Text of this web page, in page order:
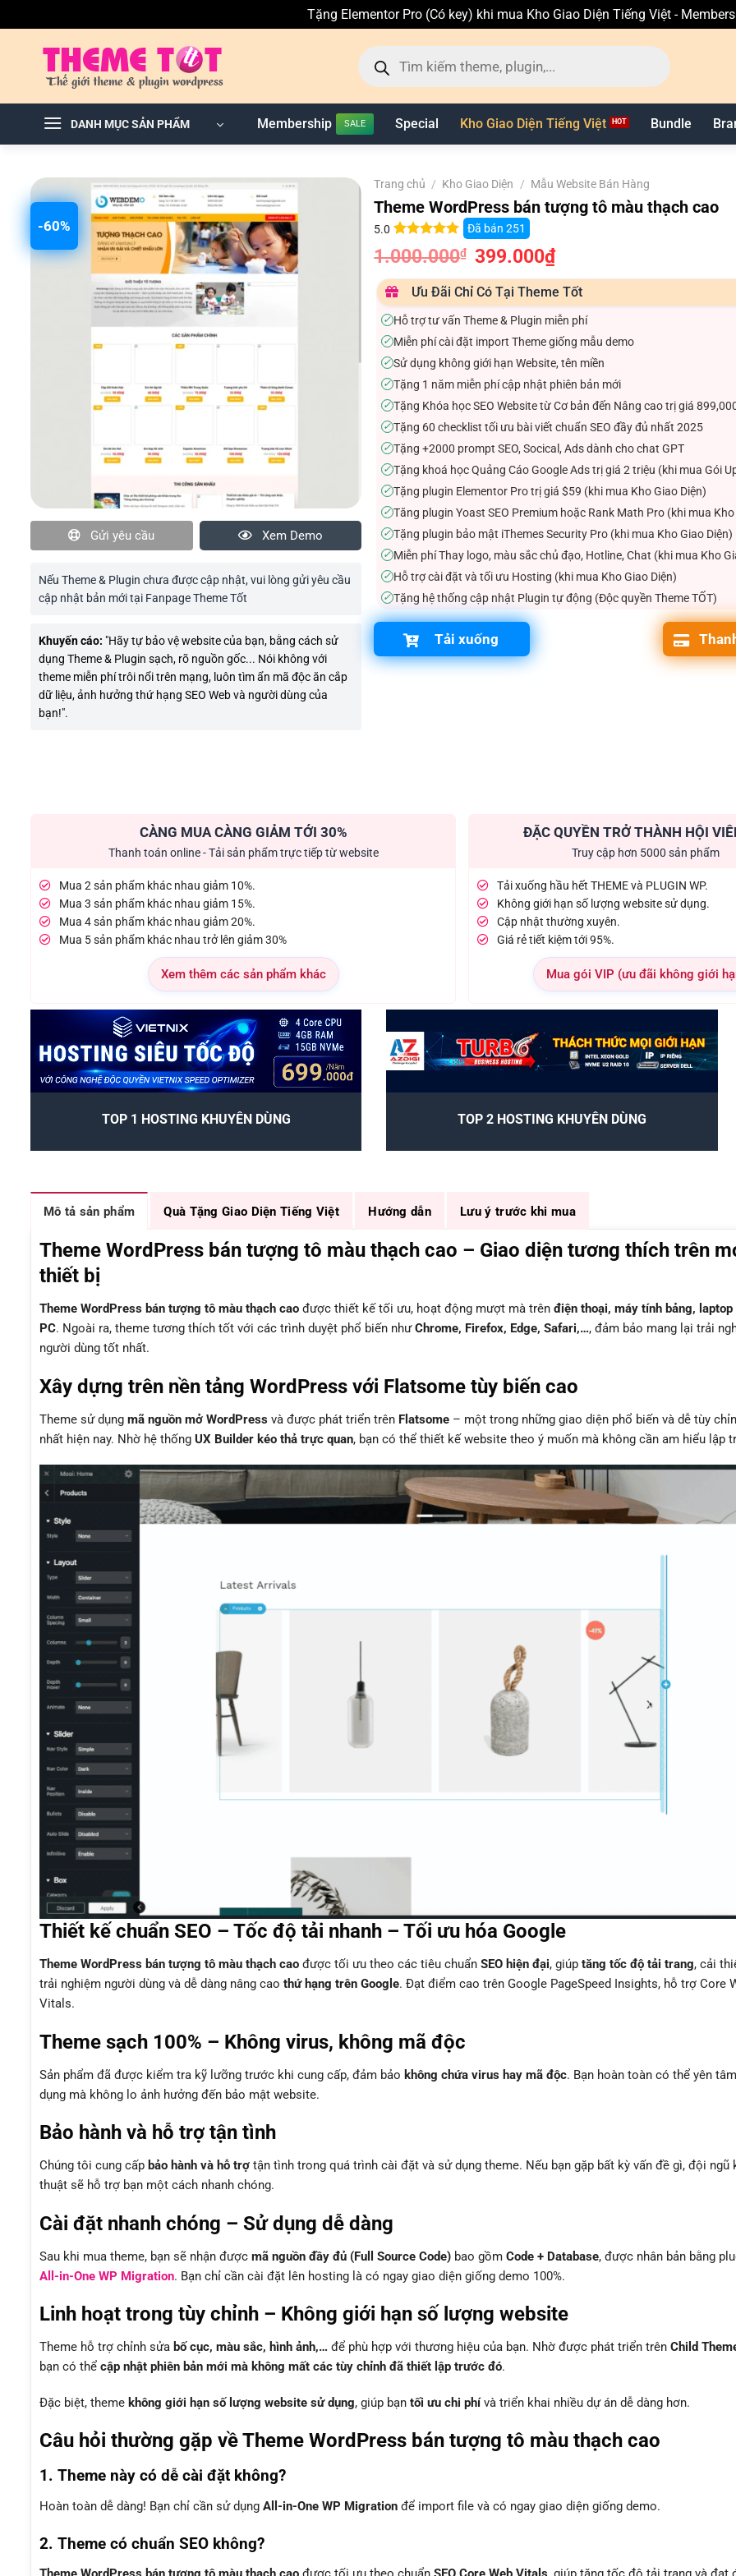
Tặng Elementor Pro (Có key) khi mua Kho Giao Diện Tiếng Việt -
Tìm
kiếm
sản
phẩm
DANH MỤC SẢN PHẨM Membership Special Kho Giao Diện Tiếng Việt Bundle
-60%
Gửi yêu cầu Xem Demo
Nếu Theme & Plugin chưa được cập nhật, vui lòng gửi yêu cầu
cập nhật bản mới tại Fanpage Theme Tốt
Khuyến cáo: "Hãy tự bảo vệ website của bạn, bằng cách sử
dụng Theme & Plugin sạch, rõ nguồn gốc... Nói không với
theme miễn phí trôi nổi trên mạng, luôn tìm ẩn mã độc ăn cắp
dữ liệu, ảnh hưởng thứ hạng SEO Web và người dùng của
bạn!".
Trang chủ / Kho Giao Diện / Mẫu Website Bán Hàng
Theme WordPress bán tượng tô màu thạch cao
5.0
5.0 trên 5
dựa trên
13
Đã bán251
1.000.000₫
Giá
gốc
1.000.000₫.
399.000₫Giá
là:
399.000₫.
Ưu Đãi Chỉ Có Tại Theme Tốt
✓Hỗ trợ tư vấn Theme & Plugin miễn phí
✓Miễn phí cài đặt import Theme giống mẫu demo
✓Sử dụng không giới hạn Website, tên miền
✓Tặng 1 năm miễn phí cập nhật phiên bản mới
✓Tặng Khóa học SEO Website từ Cơ bản đến Nâng cao trị giá
✓Tặng 60 checklist tối ưu bài viết chuẩn SEO đầy đủ nhất 2025
✓Tặng +2000 prompt SEO, Socical, Ads dành cho chat GPT
✓Tặng khoá học Quảng Cáo Google Ads trị giá 2 triệu (khi mua Gói
✓Tặng plugin Elementor Pro trị giá $59 (khi mua Kho Giao Diện)
✓Tăng plugin Yoast SEO Premium hoặc Rank Math Pro (khi mua Kho
✓Tặng plugin bảo mật iThemes Security Pro (khi mua Kho Giao Diện)
✓Miễn phí Thay logo, màu sắc chủ đạo, Hotline, Chat (khi mua Kho
✓Hỗ trợ cài đặt và tối ưu Hosting (khi mua Kho Giao Diện)
✓Tặng hệ thống cập nhật Plugin tự động (Độc quyền Theme TỐT)
Tải xuống
CÀNG MUA CÀNG GIẢM TỚI 30%
Thanh toán online - Tải sản phẩm trực tiếp từ website
Mua 2 sản phẩm khác nhau giảm 10%.
Mua 3 sản phẩm khác nhau giảm 15%.
Mua 4 sản phẩm khác nhau giảm 20%.
Mua 5 sản phẩm khác nhau trở lên giảm 30%
Xem thêm các sản phẩm khác
ĐẶC QUYỀN TRỞ THÀNH HỘI
Truy cập hơn 5000 sản phẩm
Tải xuống hầu hết THEME và PLUGIN WP.
Không giới hạn số lượng website sử dụng.
Cập nhật thường xuyên.
Giá rẻ tiết kiệm tới 95%.
Mua gói VIP (ưu đãi không giới
TOP 1 HOSTING KHUYÊN DÙNG TOP 2 HOSTING KHUYÊN DÙNG
Mô tả sản phẩm Quà Tặng Giao Diện Tiếng Việt Hướng dẫn Lưu ý trước khi mua
Theme WordPress bán tượng tô màu thạch cao – Giao diện tương thích trên
thiết bị
Theme WordPress bán tượng tô màu thạch cao được thiết kế tối ưu, hoạt động mượt mà trên điện thoại, máy tính bảng, laptop
PC. Ngoài ra, theme tương thích tốt với các trình duyệt phổ biến nhưChrome, Firefox, Edge, Safari,…, đảm bảo mang lại trải
người dùng tốt nhất.
Xây dựng trên nền tảng WordPress với Flatsome tùy biến cao
Theme sử dụng mã nguồn mở WordPress và được phát triển trên Flatsome – một trong những giao diện phổ biến và dễ tùy
nhất hiện nay. Nhờ hệ thống UX Builder kéo thả trực quan, bạn có thể thiết kế website theo ý muốn mà không cần am hiểu lập
Thiết kế chuẩn SEO – Tốc độ tải nhanh – Tối ưu hóa Google
Theme WordPress bán tượng tô màu thạch cao được tối ưu theo các tiêu chuẩn SEO hiện đại, giúp tăng tốc độ tải trang, cải
trải nghiệm người dùng và dễ dàng nâng cao thứ hạng trên Google. Đạt điểm cao trên Google PageSpeed Insights, hỗ trợ Core
Vitals.
Theme sạch 100% – Không virus, không mã độc
Sản phẩm đã được kiểm tra kỹ lưỡng trước khi cung cấp, đảm bảo không chứa virus hay mã độc. Bạn hoàn toàn có thể yên
dụng mà không lo ảnh hưởng đến bảo mật website.
Bảo hành và hỗ trợ tận tình
Chúng tôi cung cấp bảo hành và hỗ trợ tận tình trong quá trình cài đặt và sử dụng theme. Nếu bạn gặp bất kỳ vấn đề gì, đội ngũ
thuật sẽ hỗ trợ bạn một cách nhanh chóng.
Cài đặt nhanh chóng – Sử dụng dễ dàng
Sau khi mua theme, bạn sẽ nhận được mã nguồn đầy đủ (Full Source Code) bao gồm Code + Database, được nhân bản bằng
All-in-One WP Migration. Bạn chỉ cần cài đặt lên hosting là có ngay giao diện giống demo 100%.
Linh hoạt trong tùy chỉnh – Không giới hạn số lượng website
Theme hỗ trợ chỉnh sửa bố cục, màu sắc, hình ảnh,… để phù hợp với thương hiệu của bạn. Nhờ được phát triển trên Child
bạn có thể cập nhật phiên bản mới mà không mất các tùy chỉnh đã thiết lập trước đó.
Đặc biệt, theme không giới hạn số lượng website sử dụng, giúp bạn tối ưu chi phívà triển khai nhiều dự án dễ dàng hơn.
Câu hỏi thường gặp về Theme WordPress bán tượng tô màu thạch cao
1. Theme này có dễ cài đặt không?
Hoàn toàn dễ dàng! Bạn chỉ cần sử dụng All-in-One WP Migration để import file và có ngay giao diện giống demo.
2. Theme có chuẩn SEO không?